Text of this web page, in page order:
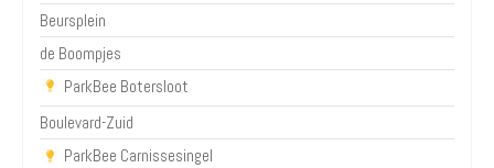
Beursplein
de Boompjes
ParkBee Botersloot
Boulevard-Zuid
ParkBee Carnissesingel